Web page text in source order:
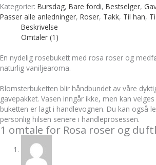
Kategorier: Bursdag, Bare fordi, Bestselger,
Passer alle anledninger, Roser, Takk, Til han,
Beskrivelse
Omtaler (1)
En nydelig rosebukett med rosa roser og
naturlig vaniljearoma.
Blomsterbuketten blir håndbundet av våre
gavepakket. Vasen inngår ikke, men kan
buketten er lagt i handlevognen. Du kan også
personlig hilsen senere i handleprosessen.
1 omtale for Rosa roser og